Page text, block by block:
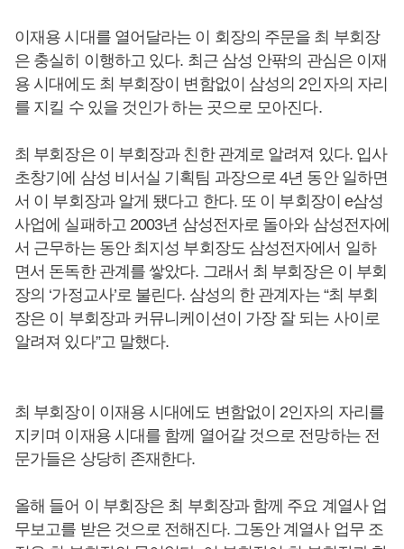
이재용 시대를 열어달라는 이 회장의 주문을 최 부회장
은 충실히 이행하고 있다. 최근 삼성 안팎의 관심은 이재
용 시대에도 최 부회장이 변함없이 삼성의 2인자의 자리
를 지킬 수 있을 것인가 하는 곳으로 모아진다.
최 부회장은 이 부회장과 친한 관계로 알려져 있다. 입사
초창기에 삼성 비서실 기획팀 과장으로 4년 동안 일하면
서 이 부회장과 알게 됐다고 한다. 또 이 부회장이 e삼성
사업에 실패하고 2003년 삼성전자로 돌아와 삼성전자에
서 근무하는 동안 최지성 부회장도 삼성전자에서 일하
면서 돈독한 관계를 쌓았다. 그래서 최 부회장은 이 부회
장의 ‘가정교사’로 불린다. 삼성의 한 관계자는 “최 부회
장은 이 부회장과 커뮤니케이션이 가장 잘 되는 사이로
알려져 있다”고 말했다.
최 부회장이 이재용 시대에도 변함없이 2인자의 자리를
지키며 이재용 시대를 함께 열어갈 것으로 전망하는 전
문가들은 상당히 존재한다.
올해 들어 이 부회장은 최 부회장과 함께 주요 계열사 업
무보고를 받은 것으로 전해진다. 그동안 계열사 업무 조